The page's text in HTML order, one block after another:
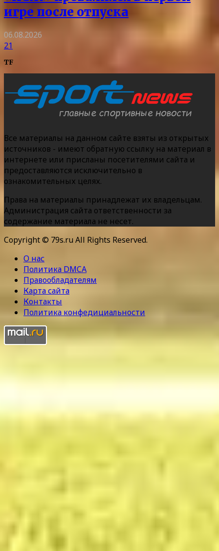
игре после отпуска
06.08.2026
21
TF
Все материалы на данном сайте взяты из открытых
источников - имеют обратную ссылку на материал в
интернете или присланы посетителями сайта и
предоставляются исключительно в
ознакомительных целях.
Права на материалы принадлежат их владельцам.
Администрация сайта ответственности за
содержание материала не несет.
Copyright © 79s.ru All Rights Reserved.
О нас
Политика DMCA
Правообладателям
Карта сайта
Контакты
Политика конфедициальности